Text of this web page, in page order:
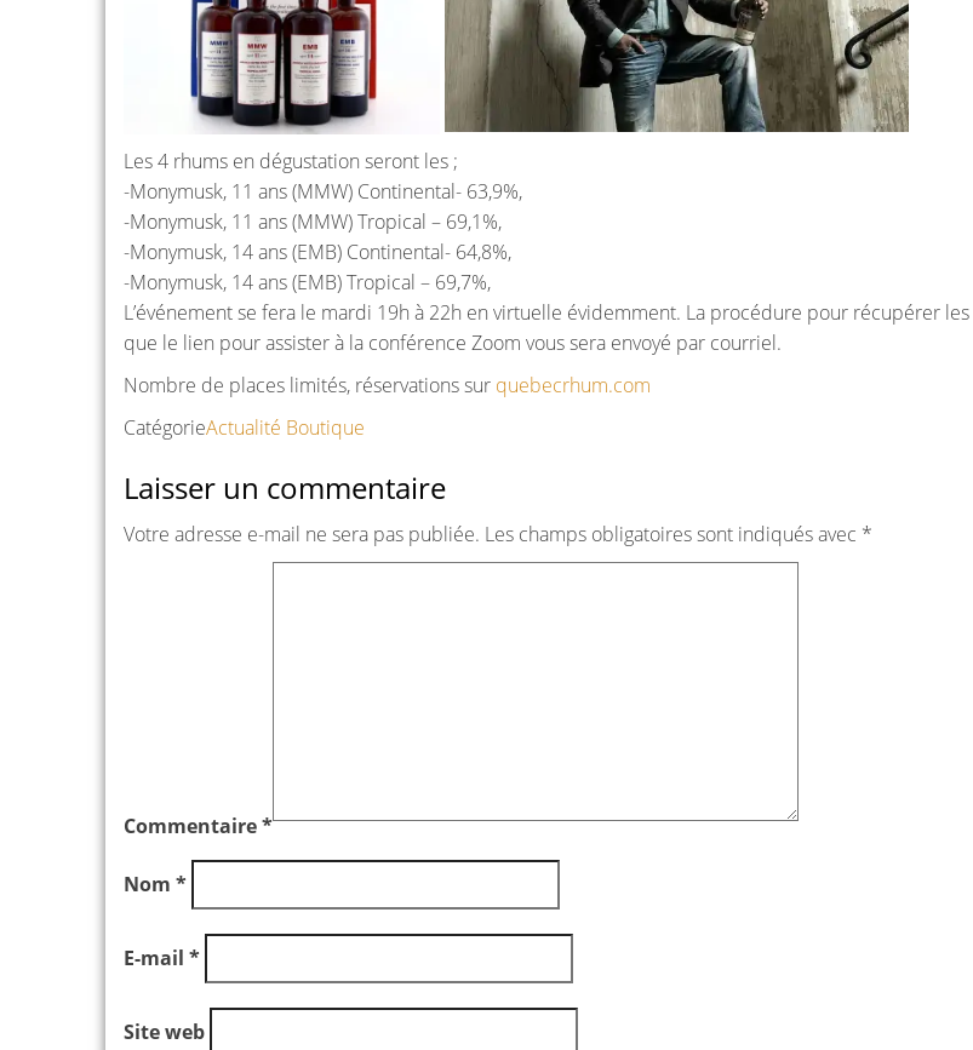
Les 4 rhums en dégustation seront les ;
-Monymusk, 11 ans (MMW) Continental- 63,9%,
-Monymusk, 11 ans (MMW) Tropical – 69,1%,
-Monymusk, 14 ans (EMB) Continental- 64,8%,
-Monymusk, 14 ans (EMB) Tropical – 69,7%,
L’événement se fera le mardi 19h à 22h en virtuelle évidemment. La procédure pour récupérer
que le lien pour assister à la conférence Zoom vous sera envoyé par courriel.
Nombre de places limités, réservations sur quebecrhum.com
CatégorieActualité Boutique
Laisser un commentaire
Votre adresse e-mail ne sera pas publiée. Les champs obligatoires sont indiqués avec *
Commentaire*
Nom *
E-mail *
Site web